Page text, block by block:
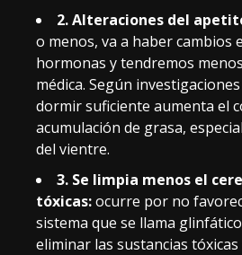
2. Alteraciones del
o menos, va a haber cambios
hormonas y tendremos
médica. Según
dormir suficiente aumenta el
acumulación de grasa,
del vientre.
3. Se limpia menos el
tóxicas:ocurre por no
sistema que se llama
eliminar las sustancias